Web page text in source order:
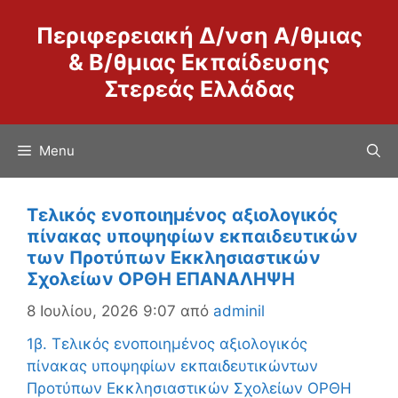
περιεχόμενο
Περιφερειακή Δ/νση Α/θμιας
& Β/θμιας Εκπαίδευσης
Στερεάς Ελλάδας
Menu
Τελικός ενοποιημένος αξιολογικός
πίνακας υποψηφίων εκπαιδευτικών
των Προτύπων Εκκλησιαστικών
Σχολείων ΟΡΘΗ ΕΠΑΝΑΛΗΨΗ
8 Ιουλίου, 2026 9:07 από adminil
1β. Τελικός ενοποιημένος αξιολογικός
πίνακας υποψηφίων εκπαιδευτικώντων
Προτύπων Εκκλησιαστικών Σχολείων ΟΡΘΗ